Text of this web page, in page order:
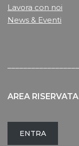
Lavora con noi
News & Eventi
AREA RISERVATA
ENTRA